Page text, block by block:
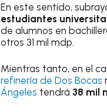
En este sentido,
estudiantes
de alumnos en
otros 31 mil mdp.
Mientras tanto, en el
refinería de Dos Bocas
Ángeles tendrá 38 mil